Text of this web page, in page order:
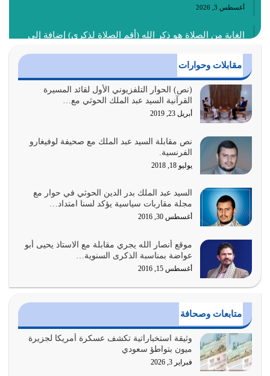
أغسطس 3, 2026
الغاية من الصلاة هو ذكر الله (أقم الصلاة لذكري) إضافة إلى
أغسطس 2, 2026
السبب الرئيسي لشقاء الأمة الابتعاد عن كتاب الله والتعدي
لحدود الله بالإضافات للدين
أغسطس 1, 2026
أبرز أسباب الشقاء هو الإعراض عن ذكر الله وعن هدى الله
المتمثل في القرآن الكريم
يوليو 31, 2026
أولياء الشيطان كلما كانوا أكثر ولاءً وطاعة للشيطان كلما كانوا
أكثر ضعفاً
يوليو 30, 2026
وعد الله تعالى من يُقتل في سبيله بالحياة الأبدية والرزق
والاستبشار والنجاة والخلود في…
يوليو 29, 2026
القرآن الكريم هو أهم مصدر لمعرفة رسول الله معرفة سيرته
معرفة شخصيته معرفة عظمته
يوليو 28, 2026
هل نحن من الصالحين؟ قيِّم نفسك هنا اترك القرآن على أصله
وأعرض نفسك، وأعرض ما لديك على…
مقابلات وحوارات
(نص) الحوار التلفزيوني الأول لقائد المسيرة
القرآنية السيد عبد الملك الحوثي مع…
أبريل 23, 2019
نص مقابلة السيد عبد الملك مع صحيفة لوفيغارو
الفرنسية.
يوليو 18, 2018
السيد عبد الملك بدر الدين الحوثي في حوار مع
مجلة مقاربات سياسية يؤكد لسنا امتداد…
أغسطس 30, 2016
موقع أنصار الله يجري مقابلة مع الاستاذ يحيى أبو
عواضة بمناسبة الذكرى السنوية…
أغسطس 15, 2016
متابعات وصحافة
وثيقة استخباراتية تكشف عسكرة أمريكا لجزيرة
ميون بتواطؤ سعودي
فبراير 3, 2026